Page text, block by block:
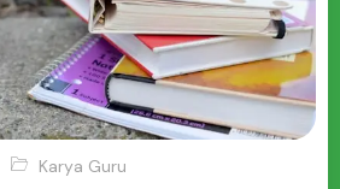
Karya Guru